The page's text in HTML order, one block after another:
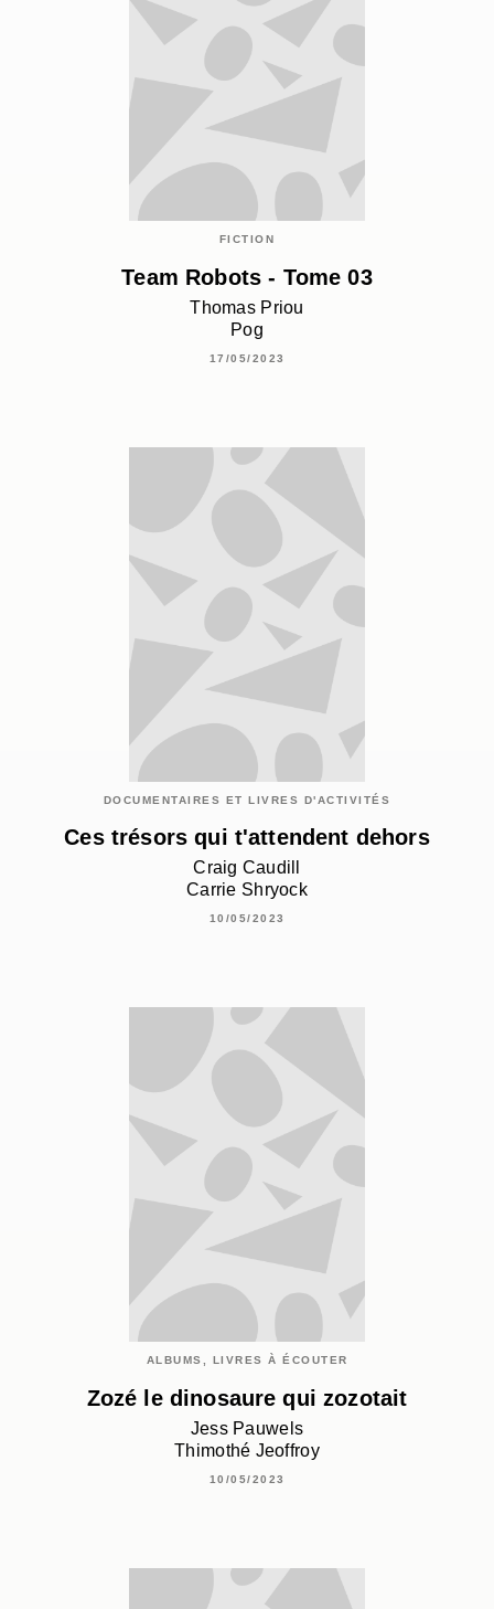
FICTION
Team Robots - Tome 03
Thomas Priou
Pog
17/05/2023
DOCUMENTAIRES ET LIVRES D'ACTIVITÉS
Ces trésors qui t'attendent dehors
Craig Caudill
Carrie Shryock
10/05/2023
ALBUMS, LIVRES À ÉCOUTER
Zozé le dinosaure qui zozotait
Jess Pauwels
Thimothé Jeoffroy
10/05/2023